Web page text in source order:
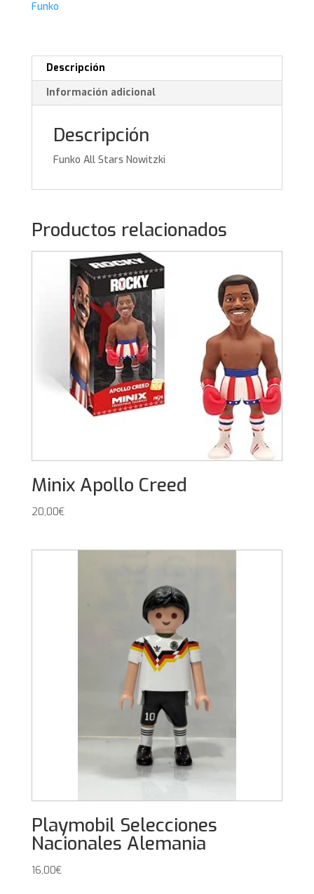
Funko
Descripción
Información adicional
Descripción
Funko All Stars Nowitzki
Productos relacionados
Minix Apollo Creed
20,00€
Playmobil Selecciones
Nacionales Alemania
16,00€